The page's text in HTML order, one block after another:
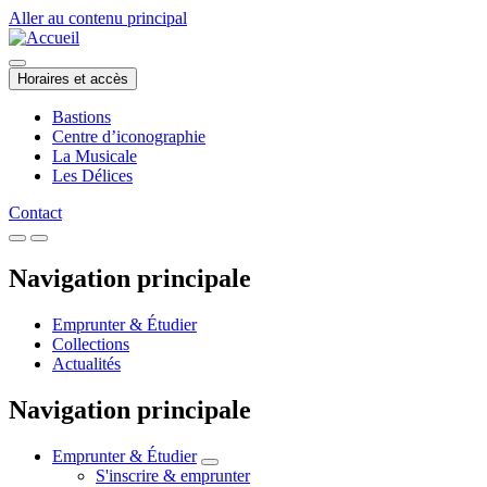
Aller au contenu principal
Horaires et accès
Bastions
Centre d’iconographie
La Musicale
Les Délices
Contact
Navigation principale
Emprunter & Étudier
Collections
Actualités
Navigation principale
Emprunter & Étudier
S'inscrire & emprunter